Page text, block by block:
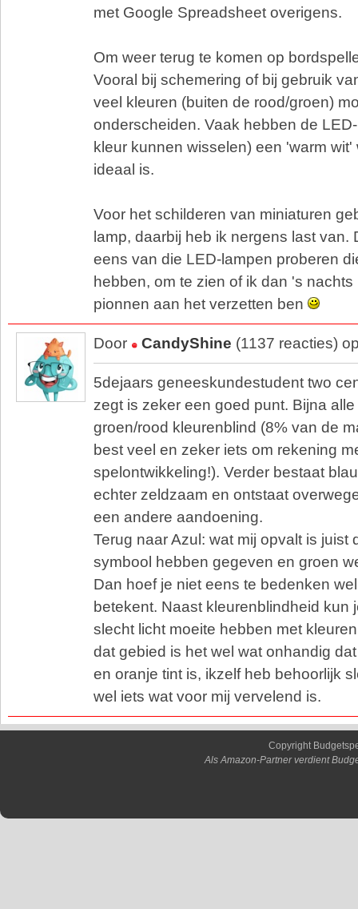
met Google Spreadsheet overigens.
Om weer terug te komen op
Vooral bij schemering of bij gebruik
veel kleuren (buiten de rood/groen)
onderscheiden. Vaak hebben de
kleur kunnen wisselen) een 'warm wit'
ideaal is.
Voor het schilderen van miniaturen
lamp, daarbij heb ik nergens last van.
eens van die LED-lampen proberen
hebben, om te zien of ik dan 's
pionnen aan het verzetten ben
Door CandyShine (1137 reacties)
5dejaars geneeskundestudent two
zegt is zeker een goed punt. Bijna
groen/rood kleurenblind (8% van de
best veel en zeker iets om rekening
spelontwikkeling!). Verder bestaat
echter zeldzaam en ontstaat
een andere aandoening.
Terug naar Azul: wat mij opvalt is juist
symbool hebben gegeven en groen
Dan hoef je niet eens te bedenken
betekent. Naast kleurenblindheid kun
slecht licht moeite hebben met
dat gebied is het wel wat onhandig
en oranje tint is, ikzelf heb behoorlijk
wel iets wat voor mij vervelend is.
Copyright
Als Amazon-Partner verdient